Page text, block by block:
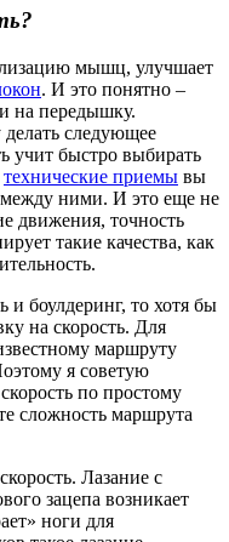
мышц, улучшает
. И это понятно –
на передышку.
следующее
учит быстро выбирать
технические приемы вы
между ними. И это еще не
движения, точность
такие качества, как
и боулдеринг, то хотя бы
на скорость. Для
маршруту
я советую
по простому
сложность маршрута
Лазание с
зацепа возникает
ноги для